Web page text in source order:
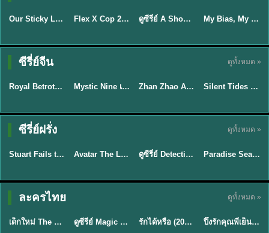
★6 Our Sticky Love รักติดหนึบ (2026) พากย์ไทย ซับไทย EP.1-12 ★8 Flex X Cop 2 คุณชายสายสืบ ซีซั่น 2 (2026) พากย์ไทย ซับไทย EP.1-14 ★8 EP.16ดูซีรี่ย์ A Shop for Killers 2 ร้านลับนักฆ่า ซีซัน 2 (2026) ซับไทย-พากย์ไทย My Bias, My Boss เมื่อเมนฉันเป็นประธานบริษัท (2026) พากย์ไทย ซับไทย EP.1-12
ซีรี่ย์จีน ดูทั้งหมด »
★9
ซับไทย
Royal Betrothal (2026) สัญญาวิวาห์แห่งราชวงศ์ พากย์ไทย ซับไทย EP1-32 ★9 Mystic Nine เก้าสกุล (2026) พากย์ไทย ซับไทย EP.1-30 ★5 Zhan Zhao Adventures จั่นเจาตะลุยยุทธภพ (2026) พากย์ไทย ซับไทย EP.1-37 (จบ) ★9.5
พากย์ไทย
Silent Tides คลื่นลมลวง (2025) พากย์ไทย ซับไทย EP.1-31
ซีรี่ย์ฝรั่ง ดูทั้งหมด »
★9.3
พากย์ไทย
Stuart Fails to Save the Universe สจ๊วตล่มแผนกู้จักรวาล (2026) พากย์ไทย ซับไทย EP.1-10 ★7.8 EP.7Avatar The Last Airbender 2 เณรน้อยเจ้าอภินิหาร พากย์ไทย EP.9ดูซีรี่ย์ Detective Hole (2026) พากย์ไทย HD ฟรี อัปเดตล่าสุด Netflix EP.8
พากย์ไทย
Paradise Season 2 (2026) พากย์ไทย EP1-8 ดูซีรี่ย์ฝรั่ง HD ครบทุกตอน
ละครไทย ดูทั้งหมด »
★ 8 EP.6
พากย์ไทย
เด็กใหม่ The Reset 2026 EP1-6 พากย์ไทย ดูซีรี่ย์ Netflix ล่าสุด HD ดูซีรีย์ Magic Move (2026) ทำนายทายรัก Thai EP.1-10 HD รักได้หรือ (2026) YOUNG Let's Begin Again พากย์ไทย EP.1-19 ★8
พากย์ไทย
ปิ๊งรักคุณพี่เย็นชา (2026) Frozen Valentine EP.1-10 (จบ)